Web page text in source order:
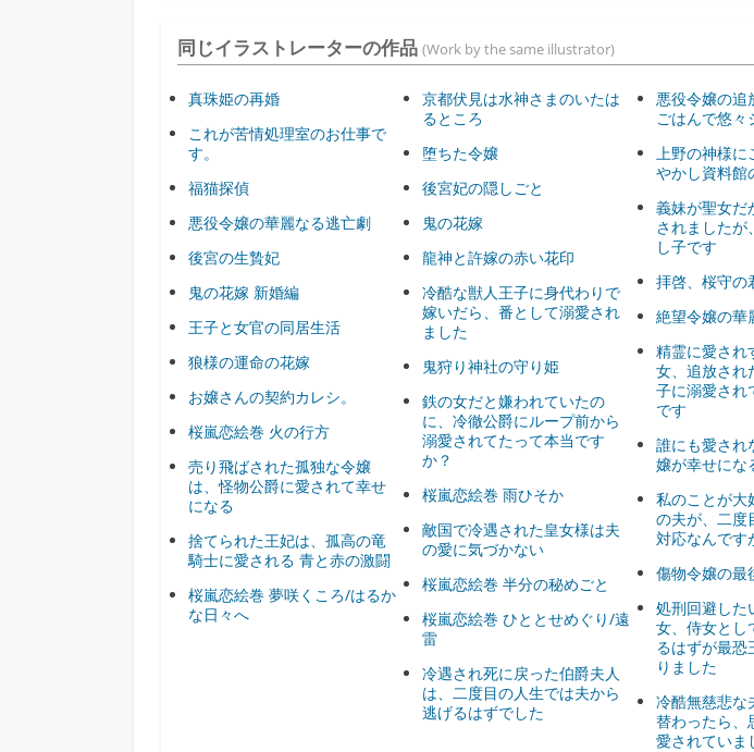
同じイラストレーターの作品 (Work by the same illustrator)
真珠姫の再婚
これが苦情処理室のお仕事で
す。
福猫探偵
悪役令嬢の華麗なる逃亡劇
後宮の生贄妃
鬼の花嫁 新婚編
王子と女官の同居生活
狼様の運命の花嫁
お嬢さんの契約カレシ。
桜嵐恋絵巻 火の行方
売り飛ばされた孤独な令嬢
は、怪物公爵に愛されて幸せ
になる
捨てられた王妃は、孤高の竜
騎士に愛される 青と赤の激闘
桜嵐恋絵巻 夢咲くころ/はるか
な日々へ
京都伏見は水神さまのいたは
るところ
堕ちた令嬢
後宮妃の隠しごと
鬼の花嫁
龍神と許嫁の赤い花印
冷酷な獣人王子に身代わりで
嫁いだら、番として溺愛され
ました
鬼狩り神社の守り姫
鉄の女だと嫌われていたの
に、冷徹公爵にループ前から
溺愛されてたって本当です
か？
桜嵐恋絵巻 雨ひそか
敵国で冷遇された皇女様は夫
の愛に気づかない
桜嵐恋絵巻 半分の秘めごと
桜嵐恋絵巻 ひととせめぐり/遠
雷
冷遇され死に戻った伯爵夫人
は、二度目の人生では夫から
逃げるはずでした
悪役令嬢の追
ごはんで悠々
上野の神様
やかし資料館
義妹が聖女だ
されましたが
し子です
拝啓、桜守の
絶望令嬢の華
精霊に愛され
女、追放され
子に溺愛され
です
誰にも愛され
嬢が幸せにな
私のことが大
の夫が、二度
対応なんです
傷物令嬢の最
処刑回避した
女、侍女とし
るはずが最恐
りました
冷酷無慈悲な
替わったら、
愛されていま